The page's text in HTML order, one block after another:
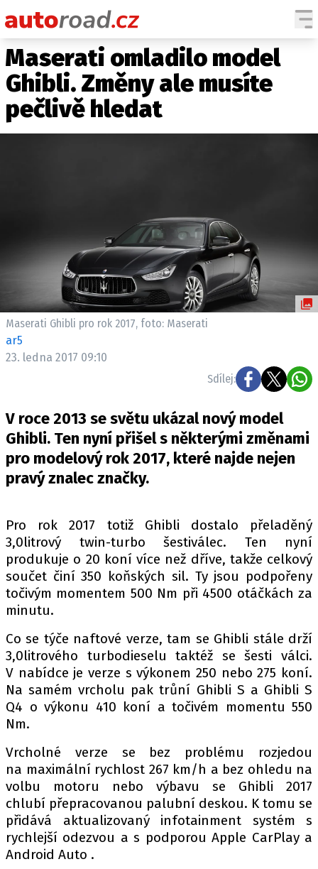
AUTA
TESTY AUT
NOVINKY
EKONOMIKA
ČESKÝ TRH
TUNING
PROFI
ELEKTRO
TESTY ELEKTROMOBILŮ
RALLY
OSTATNÍ
TISKOVKY
DAKAR
Z DOMOVA
ZE SVĚTA
MOTORSPORT
PIT LANE
ČEŠI V AKCI
FIA CEZ & POHÁRY
MEZINÁRODNÍ SCÉNA
Máte příběh, fotku nebo video?
Pošlete e-mail na autoroad.cz
Maserati omladilo model
Ghibli. Změny ale musíte
pečlivě hledat
Maserati Ghibli pro rok 2017, foto: Maserati
ar5
23. ledna 2017 09:10
Sdílej:
V roce 2013 se světu ukázal nový model
Ghibli. Ten nyní přišel s některými změnami
pro modelový rok 2017, které najde nejen
pravý znalec značky.
Pro rok 2017 totiž Ghibli dostalo přeladěný
3,0litrový twin-turbo šestiválec. Ten nyní
produkuje o 20 koní více než dříve, takže celkový
součet činí 350 koňských sil. Ty jsou podpořeny
točivým momentem 500 Nm při 4500 otáčkách za
minutu.
Co se týče naftové verze, tam se Ghibli stále drží
3,0litrového turbodieselu taktéž se šesti válci.
V nabídce je verze s výkonem 250 nebo 275 koní.
Na samém vrcholu pak trůní Ghibli S a Ghibli S
Q4 o výkonu 410 koní a točivém momentu 550
Nm.
Vrcholné verze se bez problému rozjedou
na maximální rychlost 267 km/h a bez ohledu na
volbu motoru nebo výbavu se Ghibli 2017
chlubí přepracovanou palubní deskou. K tomu se
přidává aktualizovaný infotainment systém s
rychlejší odezvou a s podporou Apple CarPlay a
Android Auto .